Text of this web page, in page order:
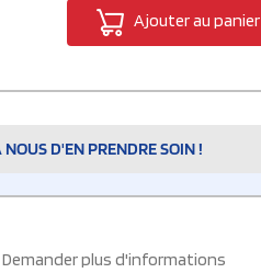
Ajouter au panier
D'EN PRENDRE SOIN !
Demander plus d'informations